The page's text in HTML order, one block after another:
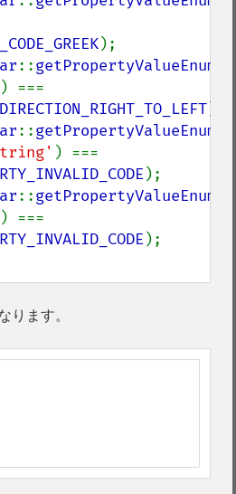
::getPropertyValueEnum
::getPropertyValueEnum
::getPropertyValueEnum
ります。